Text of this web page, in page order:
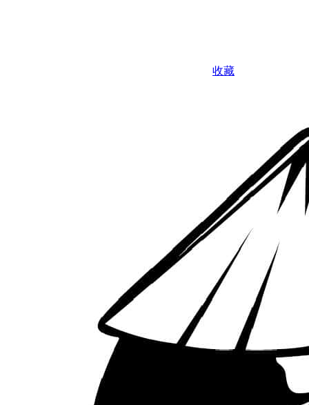
收藏